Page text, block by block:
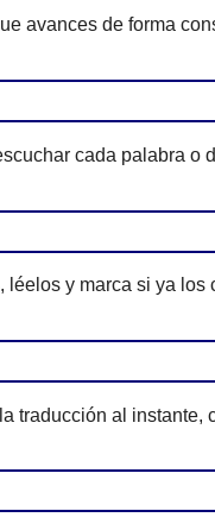
avances de forma
cada palabra o
y marca si ya los
traducción al instante,